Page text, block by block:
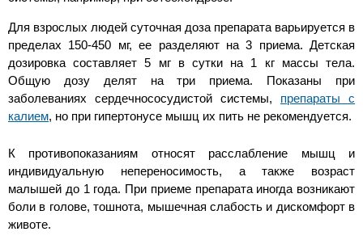
Для взрослых людей суточная доза препарата варьируется в
пределах 150-450 мг, ее разделяют на 3 приема. Детская
дозировка составляет 5 мг в сутки на 1 кг массы тела.
Общую дозу делят на три приема. Показаны при
заболеваниях сердечнососудистой системы, препараты с
калием, но при гипертонусе мышц их пить не рекомендуется.
К противопоказаниям относят расслабление мышц и
индивидуальную непереносимость, а также возраст
малышей до 1 года. При приеме препарата иногда возникают
боли в голове, тошнота, мышечная слабость и дискомфорт в
животе.